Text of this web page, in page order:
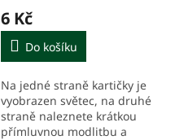
6 Kč
Do košíku
Na jedné straně kartičky je
vyobrazen světec, na druhé
straně naleznete krátkou
přímluvnou modlitbu a